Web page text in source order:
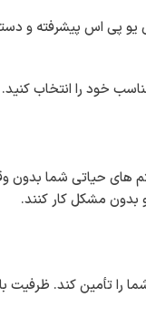
پی اس پیشرفته و
خود را انتخاب کنید.
حیاتی شما بدون
مشکل کار کنند.
را تأمین کند.